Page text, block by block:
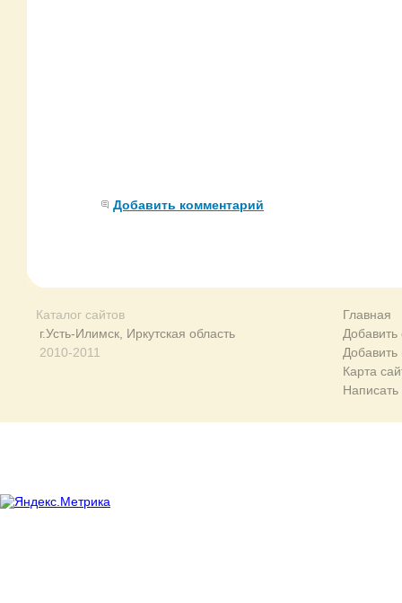
Добавить комментарий
Каталог сайтов
г.Усть-Илимск, Иркутская область
2010-2011
Главная
Добавить
Карта